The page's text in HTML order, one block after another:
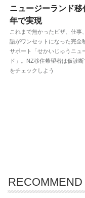
ニュージーランド移
年で実現
これまで無かったビザ、仕事
語がワンセットになった完全
サポート「せかいじゅうニュ
ド」。NZ移住希望者は仮診
をチェックしよう
RECOMMEND